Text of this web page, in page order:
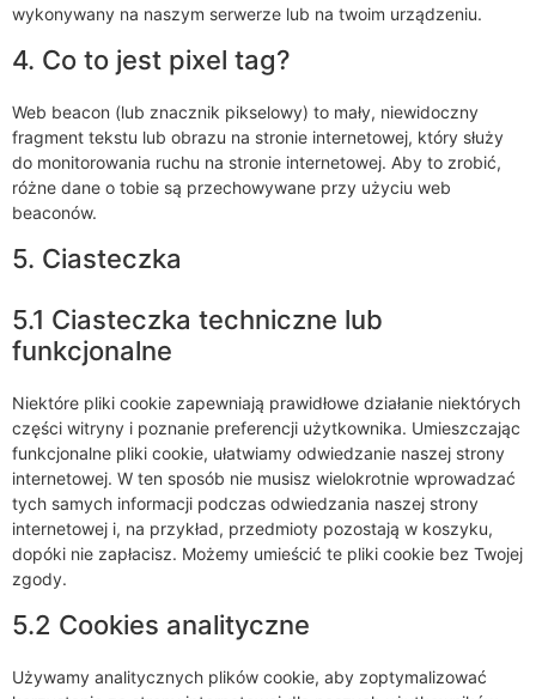
wykonywany na naszym serwerze lub na twoim urządzeniu.
4. Co to jest pixel tag?
Web beacon (lub znacznik pikselowy) to mały, niewidoczny
fragment tekstu lub obrazu na stronie internetowej, który służy
do monitorowania ruchu na stronie internetowej. Aby to zrobić,
różne dane o tobie są przechowywane przy użyciu web
beaconów.
5. Ciasteczka
5.1 Ciasteczka techniczne lub
funkcjonalne
Niektóre pliki cookie zapewniają prawidłowe działanie niektórych
części witryny i poznanie preferencji użytkownika. Umieszczając
funkcjonalne pliki cookie, ułatwiamy odwiedzanie naszej strony
internetowej. W ten sposób nie musisz wielokrotnie wprowadzać
tych samych informacji podczas odwiedzania naszej strony
internetowej i, na przykład, przedmioty pozostają w koszyku,
dopóki nie zapłacisz. Możemy umieścić te pliki cookie bez Twojej
zgody.
5.2 Cookies analityczne
Używamy analitycznych plików cookie, aby zoptymalizować